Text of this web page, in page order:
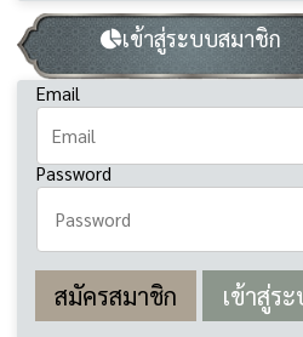
เข้าสู่ระบบสมาชิก
Email
Password
สมัครสมาชิก